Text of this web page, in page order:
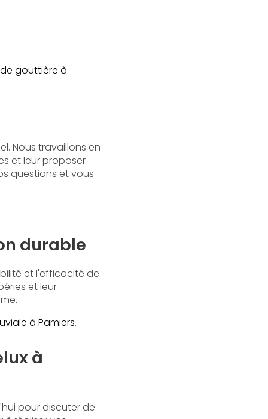
gouttière à
Nous travaillons en
et leur proposer
questions et vous
durable
et l'efficacité de
et leur
à Pamiers.
à
pour discuter de